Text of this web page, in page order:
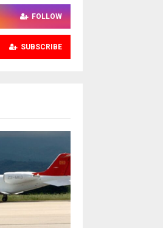
FOLLOW
SUBSCRIBE